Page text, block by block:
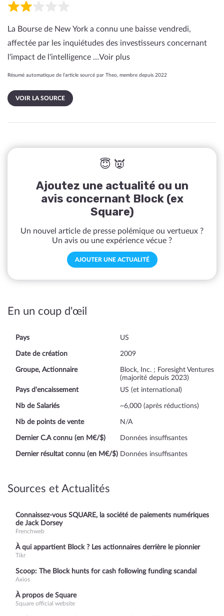
La Bourse de New York a connu une baisse vendredi,
affectée par les inquiétudes des investisseurs concernant
l'impact de l'intelligence …Voir plus
Résumé automatique de l’article sourcé par Theo, membre depuis 2022
VOIR LA SOURCE
😇 👿
Ajoutez une actualité ou un
avis concernant Block (ex
Square)
Un nouvel article de presse polémique ou vertueux ?
Un avis ou une expérience vécue ?
AJOUTER UNE ACTUALITÉ
En un coup d'œil
Pays US
Date de création 2009
Groupe, Actionnaire
Block, Inc. ; Foresight Ventures
(majorité depuis 2023)
Pays d'encaissement
US (et international)
Nb de Salariés ~6,000 (après réductions)
Nb de points de vente N/A
Dernier C.A connu (en M€/$) Données insuffisantes
Dernier résultat connu (en M€/$) Données insuffisantes
Sources et Actualités
Connaissez-vous SQUARE, la société de paiements numériques
de Jack Dorsey
Frenchweb
À qui appartient Block ? Les actionnaires derrière le pionnier
Tikr
Scoop: The Block hunts for cash following funding scandal
Axios
À propos de Square
Square official website